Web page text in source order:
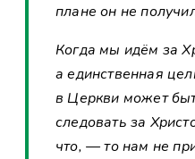
плане он не
Когда мы идём за
а единственная
в Церкви может
следовать за
что, — то нам не